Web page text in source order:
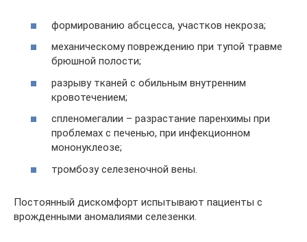
формированию абсцесса, участков некроза;
механическому повреждению при тупой травме
брюшной полости;
разрыву тканей с обильным внутренним
кровотечением;
спленомегалии – разрастание паренхимы при
проблемах с печенью, при инфекционном
мононуклеозе;
тромбозу селезеночной вены.
Постоянный дискомфорт испытывают пациенты с
врожденными аномалиями селезенки.